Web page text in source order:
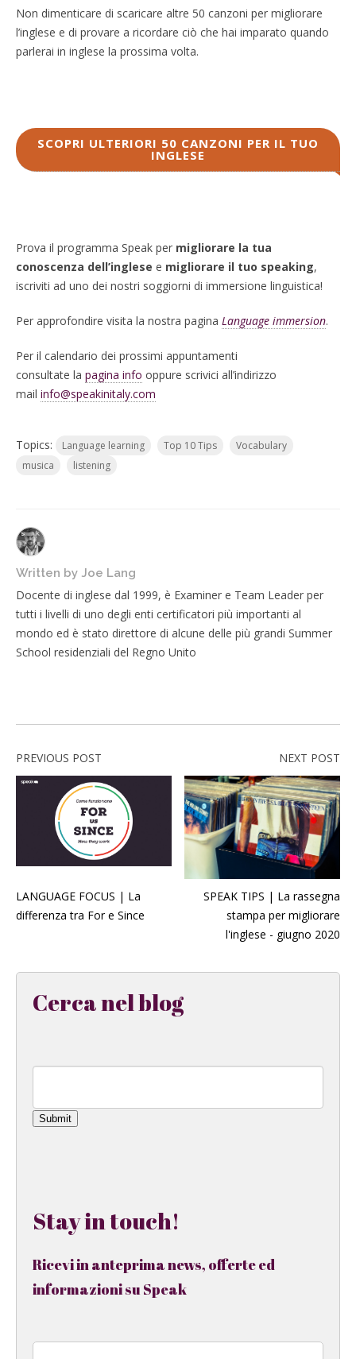
Non dimenticare di scaricare altre 50 canzoni per migliorare
l’inglese e di provare a ricordare ciò che hai imparato quando
parlerai in inglese la prossima volta.
SCOPRI ULTERIORI 50 CANZONI PER IL TUO
INGLESE
Prova il programma Speak per migliorare la tua
conoscenza dell’inglese e migliorare il tuo speaking,
iscriviti ad uno dei nostri soggiorni di immersione linguistica!
Per approfondire visita la nostra pagina Language immersion.
Per il calendario dei prossimi appuntamenti
consultate la pagina info oppure scrivici all’indirizzo
mail info@speakinitaly.com
Topics: Language learning Top 10 Tips
Vocabulary
musica
listening
Written by Joe Lang
Docente di inglese dal 1999, è Examiner e Team Leader per
tutti i livelli di uno degli enti certificatori più importanti al
mondo ed è stato direttore di alcune delle più grandi Summer
School residenziali del Regno Unito
PREVIOUS POST
LANGUAGE FOCUS | La
differenza tra For e Since
NEXT POST
SPEAK TIPS | La rassegna
stampa per migliorare
l'inglese - giugno 2020
Cerca nel blog
Submit
Stay in touch!
Ricevi in anteprima news, offerte ed
informazioni su Speak